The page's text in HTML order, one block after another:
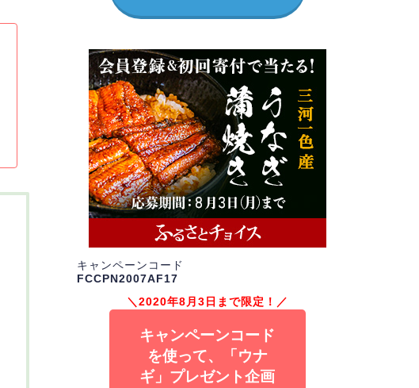
キャンペーンコード
FCCPN2007AF17
＼2020年8月3日まで限定！／
キャンペーンコード
を使って、「ウナ
ギ」プレゼント企画